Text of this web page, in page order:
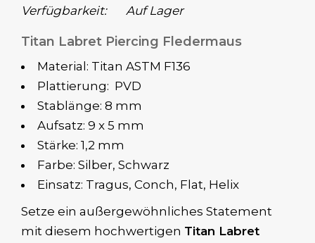
Verfügbarkeit:
Auf Lager
Titan Labret Piercing Fledermaus
Material: Titan ASTM F136
Plattierung: PVD
Stablänge: 8 mm
Aufsatz: 9 x 5 mm
Stärke: 1,2 mm
Farbe: Silber, Schwarz
Einsatz: Tragus, Conch, Flat, Helix
Setze ein außergewöhnliches Statement
mit diesem hochwertigen Titan Labret